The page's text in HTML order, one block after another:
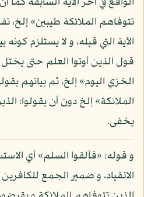
تتوفاهم الملائكة طيبين» إلخ،
الآية التي قبله، و لا يستلزم
قول الذين أوتوا العلم حتى
الخزي اليوم» إلخ، ثم بيانهم
الملائكة» إلخ دون أن يقولوا:
يخفى.
و قوله: «فألقوا السلم» أي
الانقياد، و ضمير الجمع